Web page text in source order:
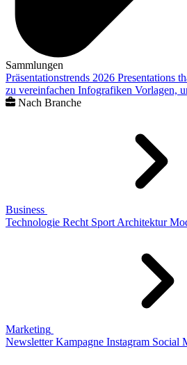
Sammlungen
Präsentationstrends 2026 Presentations
zu vereinfachen Infografiken Vorlagen,
Nach Branche
Business
Technologie Recht Sport Architektur
Marketing
Newsletter Kampagne Instagram Social